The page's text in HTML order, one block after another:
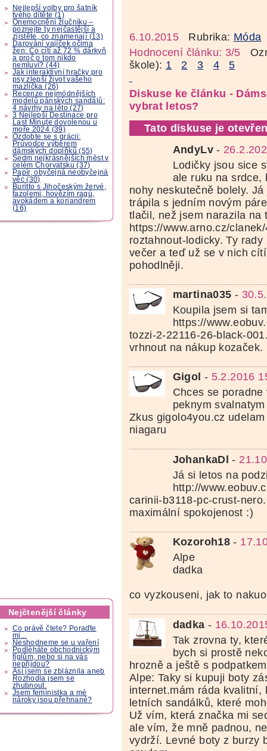
Nejlepší volby pro šatník
tvého dítěte (1)
Onemocnění žlučníku –
poznejte ty nejčastější a
zjistěte, co znamenají (13)
Darování vajíček očima
žen: Co cítí až 72 % dárkyň
a proč o tom nikdo
nemluví? (44)
Jak interaktivní hračky pro
psy zlepší život vašeho
mazlíčka (26)
Recenze nejmódnějších
modelů pánských sandálů:
4 návrhy na léto (27)
3 Nejlepší Destinace pro
Last Minute dovolenou u
moře 2024 (39)
Ozdobte se s grácii:
Průvodce výběrem
dámských doplňků (55)
Sedm nejkrásnějších měst v
celém Chorvatsku (37)
Papír, obyčejná neobyčejná
věc (30)
Buritto s Jihočeským žervé,
fazolemi, hovězím ragú,
avokádem a koriandrem
(16)
Nejčtenější články
Co právě čtete? Poraďte
mi...
Neshodneme se u vaření
Podléháte obchodnickým
fíglům, nebo si na vás
nepřijdou?
Asi jsem se zbláznila aneb
Rozhodla jsem se
zhubnout.
Jsem feministka a mé
nároky jsou přehnané?
6.10.2015 Rubrika: Móda
Hodnocení článku: 3/5
škole): 1 2 3 4 5
Diskuse ke článku -
vybrat letos?
Tato diskuse je
AndyLv-
Lodičky jsou sice
ale ruku na srdce,
nohy neskutečně bolely.
trápila s jedním novým
tlačil, než jsem narazila na
https://www.arno.cz/
roztahnout-lodicky. Ty
večer a teď už se v nich
pohodlněji.
martina035 -
Koupila jsem si
https://
tozzi-2-22116-26-black-
vrhnout na nákup
Gigol - 5.2.2016
Chces se
peknym
Zkus gigolo4you.cz
niagaru
JohankaDl -
Já si letos na
http://
carinii-b3118-pc-crust-
maximální spokojenost :)
Kozoroh18 -
Alpe
dadka
co vyzkouseni, jak to
dadka -
Tak zrovna ty,
bych si prostě
hrozně a ještě s
Alpe: Taky si kupuji boty
internet.mám ráda kvalitní,
letních sandálků, které
Už vím, která značka mi
ale vím, že mně padnou,
vydrží. Levné boty z burzy